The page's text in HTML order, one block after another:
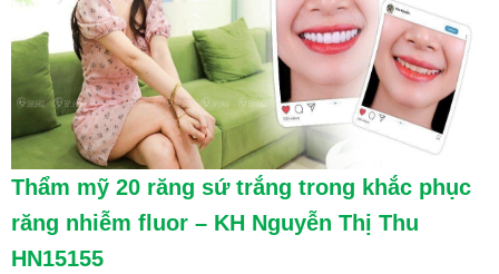
Thẩm mỹ 20 răng sứ trắng trong khắc phục
răng nhiễm fluor – KH Nguyễn Thị Thu
HN15155